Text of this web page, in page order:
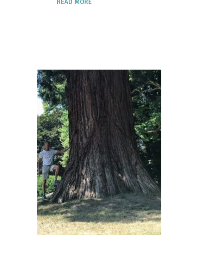
READ MORE